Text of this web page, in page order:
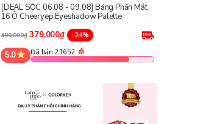
[DEAL SỐC 06.08 - 09.08] Bảng Phấn Mắt
16 Ô Cheeryep Eyeshadow Palette
499,000₫ 379,000₫ -24%
5.0 Đã bán 21652